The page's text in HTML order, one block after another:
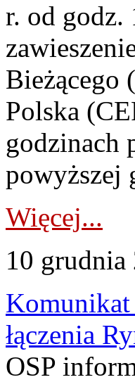
r. od godz.
Bieżącego
Polska
godzinach
powyższej
Więcej...
10 grudnia
Komunikat
łączenia
OSP